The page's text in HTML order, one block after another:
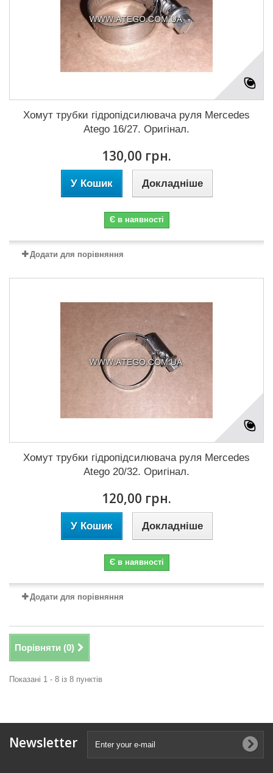
Хомут трубки гідропідсилювача руля Mercedes
Atego 16/27. Оригінал.
130,00 грн.
У Кошик Докладніше
Є в наявності
Додати для порівняння
Хомут трубки гідропідсилювача руля Mercedes
Atego 20/32. Оригінал.
120,00 грн.
У Кошик Докладніше
Є в наявності
Додати для порівняння
Порівняти (0)
Показані 1 - 8 із 8 пунктів
Newsletter